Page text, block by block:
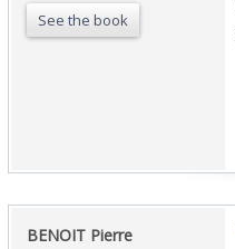
See the book
‎BENOIT Pierre‎